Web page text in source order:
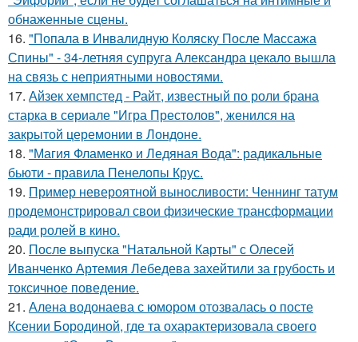
обнаженные сцены.
16. "Попала в Инвалидную Коляску После Массажа
Спины" - 34-летняя супруга Александра цекало вышла
на связь с неприятными новостями.
17. Айзек хемпстед - Райт, известный по роли брана
старка в сериале "Игра Престолов", женился на
закрытой церемонии в Лондоне.
18. "Магия Фламенко и Ледяная Вода": радикальные
бьюти - правила Пенелопы Крус.
19. Пример невероятной выносливости: Ченнинг татум
продемонстрировал свои физические трансформации
ради ролей в кино.
20. После выпуска "Натальной Карты" с Олесей
Иванченко Артемия Лебедева захейтили за грубость и
токсичное поведение.
21. Алена водонаева с юмором отозвалась о посте
Ксении Бородиной, где та охарактеризовала своего